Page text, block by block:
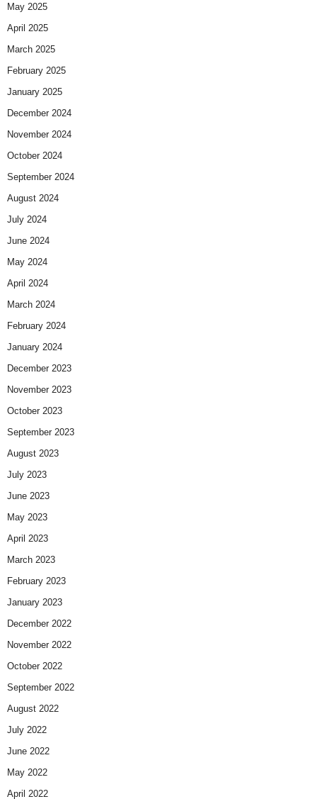
May 2025
April 2025
March 2025
February 2025
January 2025
December 2024
November 2024
October 2024
September 2024
August 2024
July 2024
June 2024
May 2024
April 2024
March 2024
February 2024
January 2024
December 2023
November 2023
October 2023
September 2023
August 2023
July 2023
June 2023
May 2023
April 2023
March 2023
February 2023
January 2023
December 2022
November 2022
October 2022
September 2022
August 2022
July 2022
June 2022
May 2022
April 2022